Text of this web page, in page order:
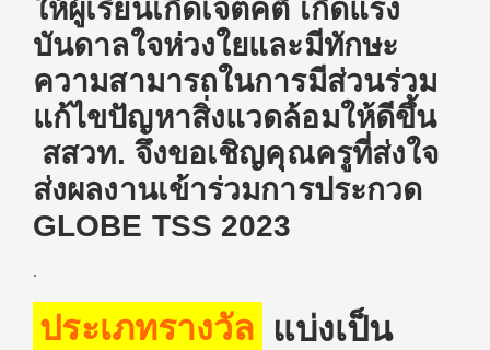
ให้ผู้เรียนเกิดเจตคติ เกิดแรง
บันดาลใจห่วงใยและมีทักษะ
ความสามารถในการมีส่วนร่วม
แก้ไขปัญหาสิ่งแวดล้อมให้ดีขึ้น
สสวท. จึงขอเชิญคุณครูที่ส่งใจ
ส่งผลงานเข้าร่วมการประกวด
GLOBE TSS 2023
.
ประเภทรางวัล แบ่งเป็น